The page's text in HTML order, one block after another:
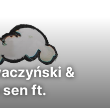
&
sen ft.